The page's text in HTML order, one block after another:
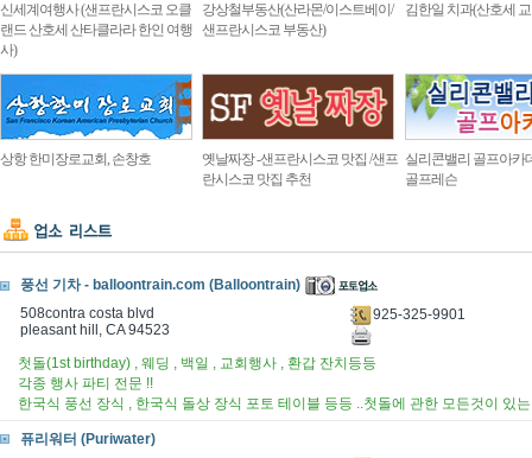
신세계여행사 (샌프란시스코 오클
랜드 산호세 산타클라라 한인 여행
사)
강상철부동산(산라몬/이스트베이/
샌프란시스코 부동산)
김한일 치과(산호세
상항 한미장로교회, 손창호
옛날짜장 -샌프란시스코 맛집 /샌프
란시스코 맛집 추천
실리콘밸리 골프아카
골프레슨
풍선 기차 - balloontrain.com (Balloontrain)
508contra costa blvd
pleasant hill, CA 94523
925-325-9901
첫돌(1st birthday) , 웨딩 , 백일 , 교회행사 , 환갑 잔치등등
각종 행사 파티 전문 !!
한국식 풍선 장식 , 한국식 돌상 장식 포토 테이블 등등 ..첫돌에 관한 모든것이 있
퓨리워터 (Puriwater)